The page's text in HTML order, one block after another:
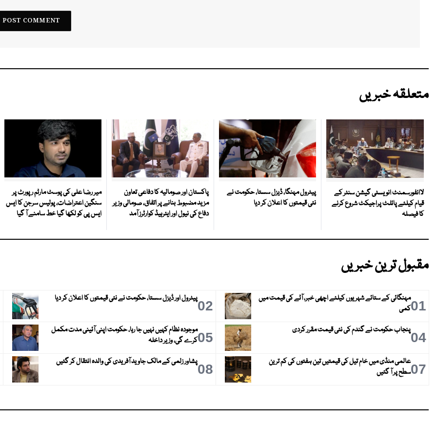
متعلقہ خبریں
لاانفورسمنٹ انویسٹی گیشن سنٹر کے
قیام کیلئے پائلٹ پراجیکٹ شروع کرنے
کا فیصلہ
پیٹرول مہنگا، ڈیزل سستا، حکومت نے
نئی قیمتوں کا اعلان کر دیا
پاکستان اور صومالیہ کا دفاعی تعاون
مزید مضبوط بنانے پر اتفاق، صومالی وزیر
دفاع کی نیول اور ایئرہیڈ کوارٹرز آمد
میر رضا علی کی پوسٹ مارٹم رپورٹ پر
سنگین اعتراضات، پولیس سرجن کا ایس
ایس پی کو لکھا گیا خط سامنے آ گیا
مقبول ترین خبریں
01مہنگائی کے ستائے شہریوں کیلئے اچھی خبر، آٹے کی قیمت میں
کمی
02پیٹرول اور ڈیزل سستا، حکومت نے نئی قیمتوں کا اعلان کر دیا
04پنجاب حکومت نے گندم کی نئی قیمت مقرر کردی 05موجودہ نظام کہیں نہیں جا رہا، حکومت اپنی آئینی مدت مکمل
کرے گی، وزیر داخلہ
07عالمی منڈی میں خام تیل کی قیمتیں تین ہفتوں کی کم ترین
سطح پر آ گئیں
08پشاور زلمی کے مالک جاوید آفریدی کی والدہ انتقال کر گئیں